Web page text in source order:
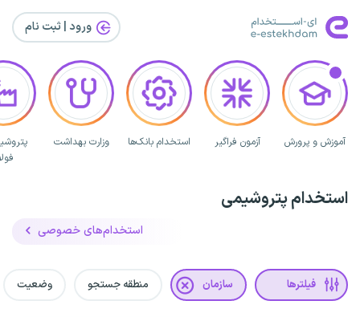
ورود | ثبت‌ نام
آموزش و پرورش آزمون فراگیر استخدام بانک‌ها وزارت بهداشت
استخدام پتروشیمی
استخدام‌های خصوصی
فیلترها سازمان منطقه جستجو وضعیت